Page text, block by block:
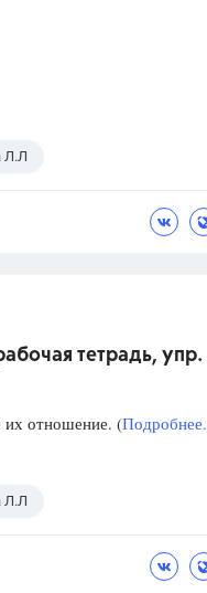
Л.Л
тетрадь, упр.
их отношение. (
Л.Л